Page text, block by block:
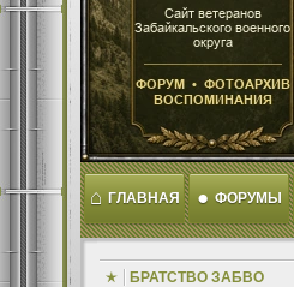
⌂ ГЛАВНАЯ ● ФОРУМЫ
БРАТСТВО ЗАБВО